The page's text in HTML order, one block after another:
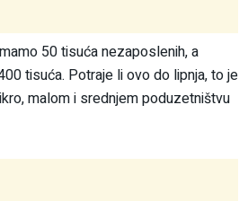
50 tisuća nezaposlenih, a
tisuća. Potraje li ovo do lipnja, to je
malom i srednjem poduzetništvu